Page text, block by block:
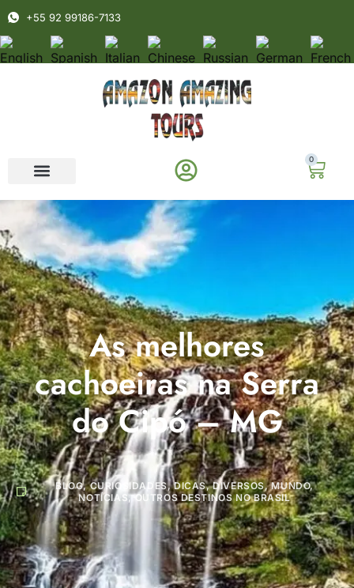
+55 92 99186-7133
0
As melhores
cachoeiras na Serra
do Cipó – MG
BLOG,CURIOSIDADES,DICAS,DIVERSOS,MUNDO,
NOTÍCIAS,OUTROS DESTINOS NO BRASIL